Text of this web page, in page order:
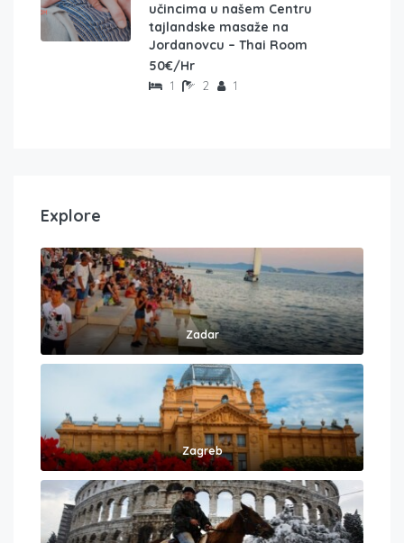
učincima u našem Centru
tajlandske masaže na
Jordanovcu – Thai Room
50€/Hr
1 2 1
Explore
Zadar
Zagreb